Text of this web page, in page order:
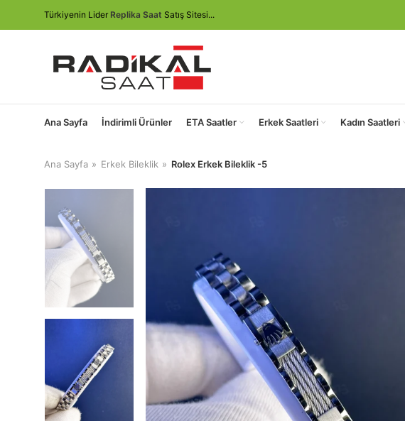
Türkiyenin Lider Replika Saat Satış Sitesi...
Ana Sayfa İndirimli Ürünler ETA Saatler Erkek Saatleri Kadın Saatleri
Ana Sayfa Erkek Bileklik Rolex Erkek Bileklik -5